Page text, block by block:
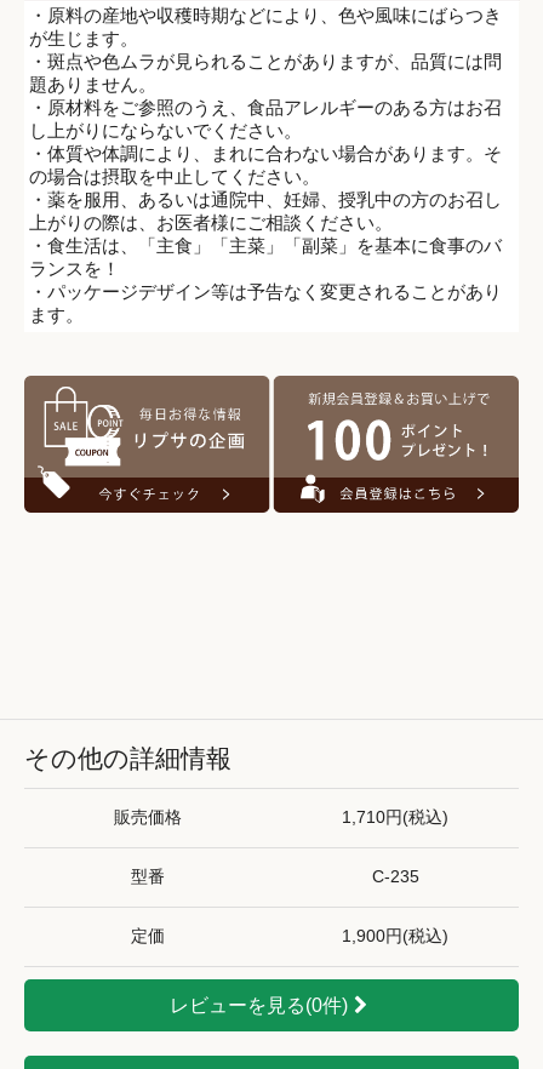
・原料の産地や収穫時期などにより、色や風味にばらつき
が生じます。
・斑点や色ムラが見られることがありますが、品質には問
題ありません。
・原材料をご参照のうえ、食品アレルギーのある方はお召
し上がりにならないでください。
・体質や体調により、まれに合わない場合があります。そ
の場合は摂取を中止してください。
・薬を服用、あるいは通院中、妊婦、授乳中の方のお召し
上がりの際は、お医者様にご相談ください。
・食生活は、「主食」「主菜」「副菜」を基本に食事のバ
ランスを！
・パッケージデザイン等は予告なく変更されることがあり
ます。
その他の詳細情報
販売価格 1,710円(税込)
型番 C-235
定価 1,900円(税込)
レビューを見る(0件)